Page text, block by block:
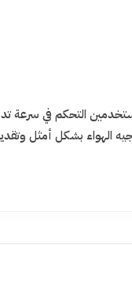
تتيح للمستخدمين التحكم في
الهواء بشكل أمثل